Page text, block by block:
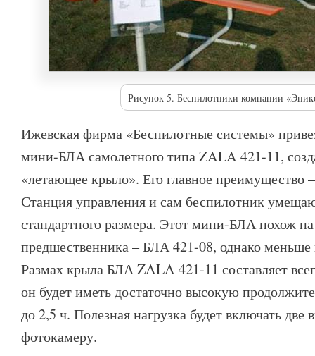
Рисунок 5. Беспилотники компании
Ижевская фирма «Беспилотные системы»
мини-БЛА самолетного типа ZALA 421-11,
«летающее крыло». Его главное преимущество
Станция управления и сам беспилотник
стандартного размера. Этот мини-БЛА похож на
предшественника – БЛА 421-08, однако меньше
Размах крыла БЛА ZALA 421-11 составляет
он будет иметь достаточно высокую
до 2,5 ч. Полезная нагрузка будет включать две
фотокамеру.